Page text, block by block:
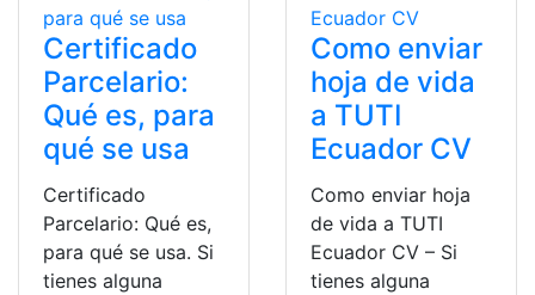
Certificado
Parcelario:
Qué es, para
qué se usa
Certificado
Parcelario: Qué es,
para qué se usa. Si
tienes alguna
Como enviar
hoja de vida
a TUTI
Ecuador CV
Como enviar hoja
de vida a TUTI
Ecuador CV – Si
tienes alguna